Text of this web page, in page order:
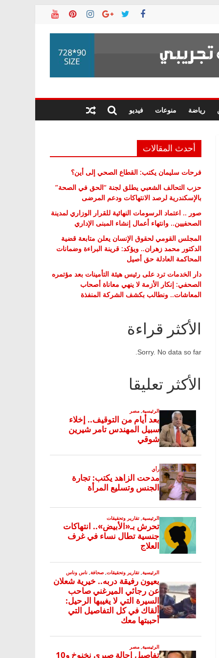
رياضة منوعات فيديو
أحدث المقالات
فرحات سليمان يكتب: القطاع الصحي إلى أين؟
حزب التحالف الشعبي يطلق لجنة “الحق في الصحة”
بالإسكندرية لرصد الانتهاكات ودعم المرضى
صور .. اعتماد الرسومات النهائية للقرار الوزاري لمدينة
الصحفيين.. وانتهاء أعمال إنشاء المبنى الإداري
المجلس القومي لحقوق الإنسان يعلن متابعة قضية
الدكتور محمد زهران.. ويؤكد: قرينة البراءة وضمانات
المحاكمة العادلة حق أصيل
دار الخدمات ترد على رئيس هيئة التأمينات بعد مؤتمره
الصحفي: إنكار الأزمة لا ينهي معاناة أصحاب
المعاشات.. ونطالب بكشف الشركة المنفذة
الأكثر قراءة
Sorry. No data so far.
الأكثر تعليقا